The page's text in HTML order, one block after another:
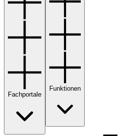
Fachportale
Funktionen